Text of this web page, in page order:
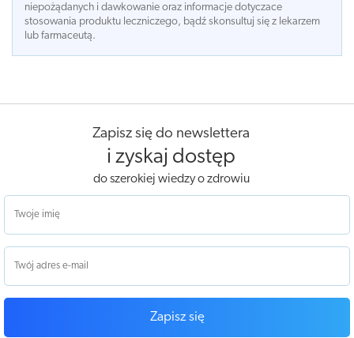
niepożądanych i dawkowanie oraz informacje dotyczace
stosowania produktu leczniczego, bądź skonsultuj się z lekarzem
lub farmaceutą.
Zapisz się do newslettera
i zyskaj dostęp
do szerokiej wiedzy o zdrowiu
Zapisz się